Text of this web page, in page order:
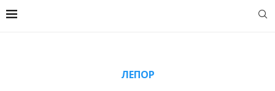
ЛЕПОР